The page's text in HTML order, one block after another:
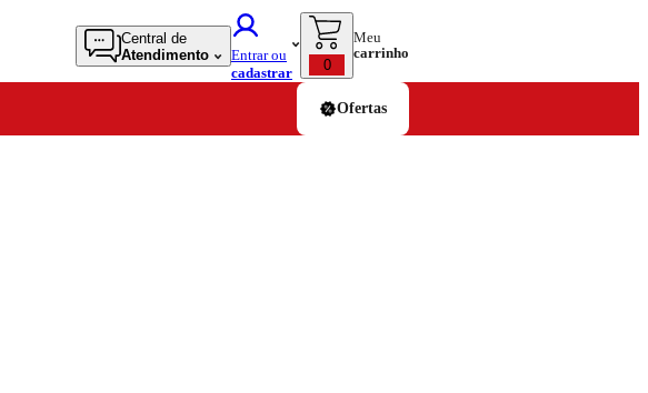
Central de
Atendimento
Entrar ou
cadastrar
0
Meu
carrinho
Ofertas